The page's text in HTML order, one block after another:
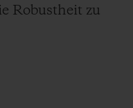
Robustheit zu